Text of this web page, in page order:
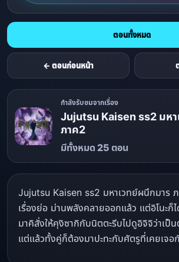
← ตอนก่อนหน้า
ตอนทั้งหมด
กำลังรับชมจากเรื่อง
Jujutsu Kaisen ss2 มหา
ภาค2
มีทั้งหมด 25 ตอน
Jujutsu Kaisen ss2 มหาเวทย์ผนึกมาร
เรื่องย่อ ม่านพลังคลายออกแล้ว แต่อิโนะก็
มาคิสั่งให้คุงิซากิกับนิตตะรีบไปดูอิจิจิว่าเป็
แต่แล้วทั้งคู่ก็ต้องมาปะทะกับศัตรูที่เคยเจอ